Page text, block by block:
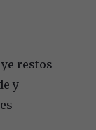
restos
y